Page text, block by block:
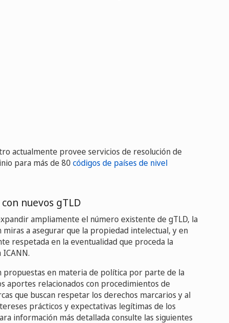
actualmente provee servicios de resolución de
para más de 80 códigos de países de nivel
nuevos gTLD
ampliamente el número existente de gTLD, la
a asegurar que la propiedad intelectual, y en
respetada en la eventualidad que proceda la
propuestas en materia de política por parte de la
aportes relacionados con procedimientos de
que buscan respetar los derechos marcarios y al
prácticos y expectativas legítimas de los
información más detallada consulte las siguientes